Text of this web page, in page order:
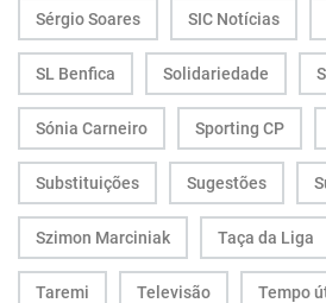
Sérgio Soares SIC Notícias
SL Benfica Solidariedade
Sónia Carneiro Sporting CP
Substituições Sugestões
Szimon Marciniak Taça da Liga
Taremi Televisão Tempo